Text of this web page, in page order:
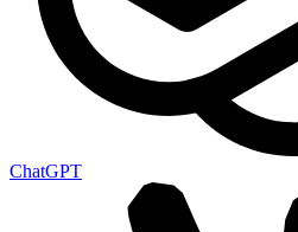
ChatGPT